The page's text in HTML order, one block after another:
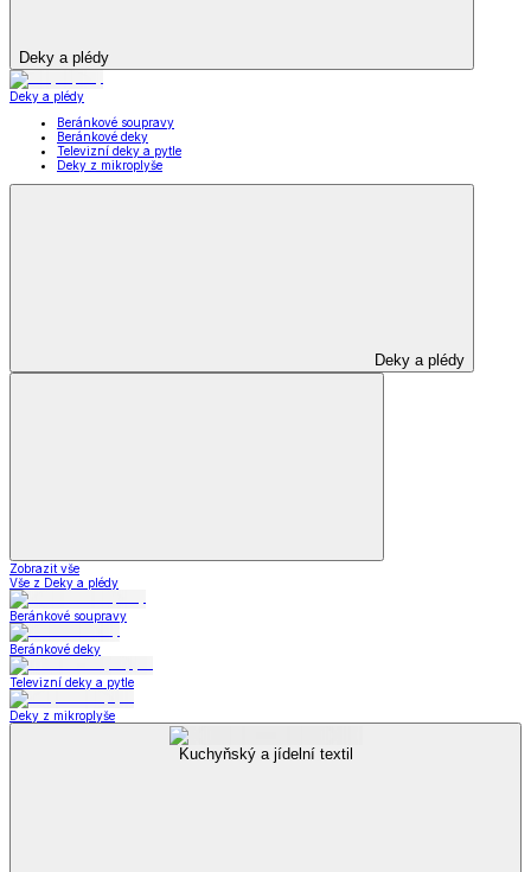
Deky a plédy
Deky a plédy
Beránkové soupravy
Beránkové deky
Televizní deky a pytle
Deky z mikroplyše
Deky a plédy
Zobrazit vše
Vše z Deky a plédy
Beránkové soupravy
Beránkové deky
Televizní deky a pytle
Deky z mikroplyše
Kuchyňský a jídelní textil